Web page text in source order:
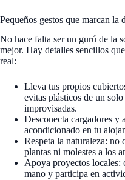
Pequeños gestos que marcan la
No hace falta ser un gurú de la
mejor. Hay detalles sencillos
real:
Lleva tus propios
evitas plásticos de un
improvisadas.
Desconecta cargadores y
acondicionado en tu
Respeta la naturaleza: no
plantas ni molestes a los
Apoya proyectos locales:
mano y participa en